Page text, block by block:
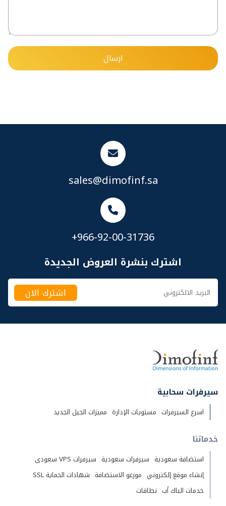
sales@dimofinf.sa
+966-92-00-31736
اشترك بنشرة العروض الجديدة
سيرفرات سحابية
اسرع السيرفرات مستويات الإدارة مميزات الجيل الجديد
خدماتنا
استضافة سعودية سيرفرات سعودية سيرفرات VPS سعودى
إنشاء موقع إلكتروني موزعو الاستضافة شهادات الحماية SSL
خدمات الباك أب نطاقات